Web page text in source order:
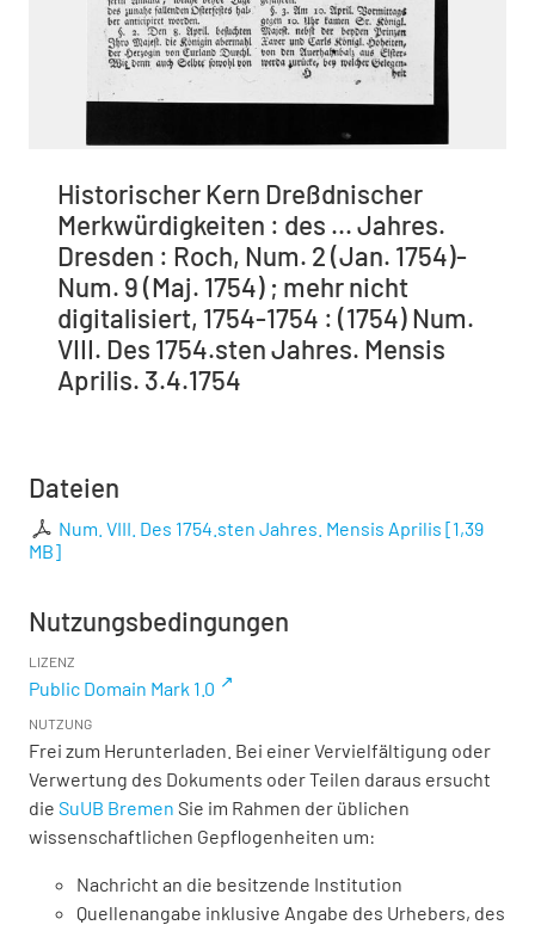
Historischer Kern Dreßdnischer
Merkwürdigkeiten : des ... Jahres.
Dresden : Roch, Num. 2 (Jan. 1754)-
Num. 9 (Maj. 1754) ; mehr nicht
digitalisiert, 1754-1754 : (1754) Num.
VIII. Des 1754.sten Jahres. Mensis
Aprilis. 3.4.1754
Dateien
Num. VIII. Des 1754.sten Jahres. Mensis Aprilis [1,39
MB]
Nutzungsbedingungen
LIZENZ
Public Domain Mark 1.0
NUTZUNG
Frei zum Herunterladen. Bei einer Vervielfältigung oder
Verwertung des Dokuments oder Teilen daraus ersucht
die SuUB Bremen Sie im Rahmen der üblichen
wissenschaftlichen Gepflogenheiten um:
Nachricht an die besitzende Institution
Quellenangabe inklusive Angabe des Urhebers, des